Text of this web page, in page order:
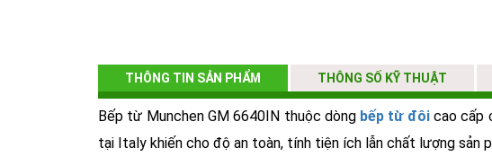
THÔNG TIN SẢN PHẨM THÔNG SỐ KỸ THUẬT
Bếp từ Munchen GM 6640IN thuộc dòng bếp từ đôicao cấp
tại Italy khiến cho độ an toàn, tính tiện ích lẫn chất lượng sản